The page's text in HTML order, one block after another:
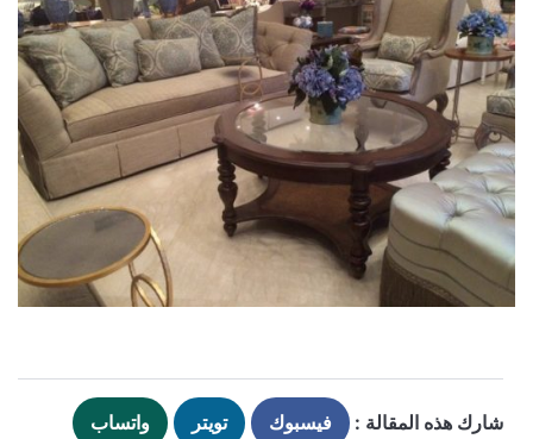
شارك هذه المقالة : فيسبوك تويتر واتساب